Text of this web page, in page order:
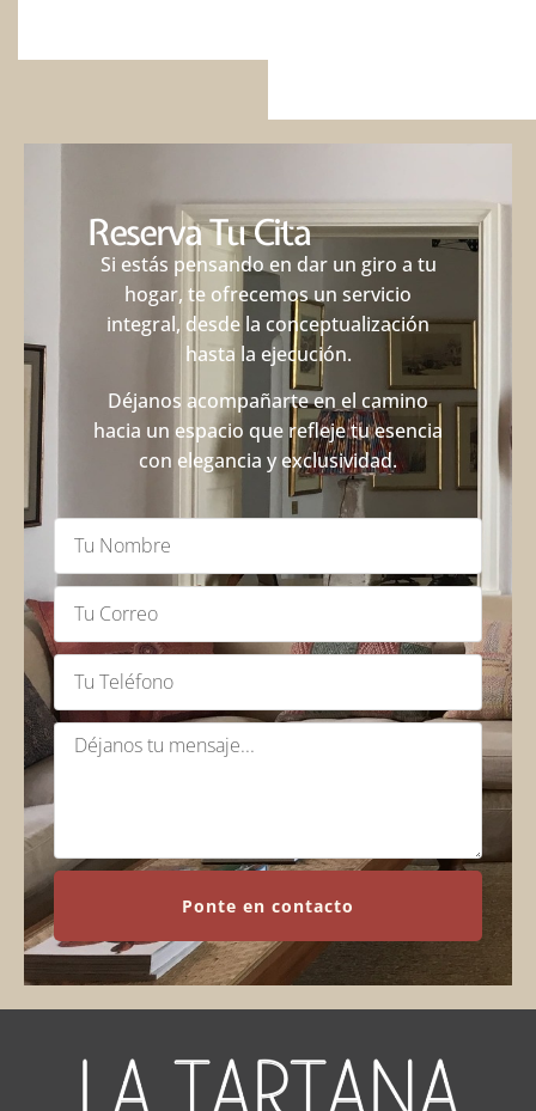
Reserva Tu Cita
Si estás pensando en dar un giro a tu
hogar, te ofrecemos un servicio
integral, desde la conceptualización
hasta la ejecución.
Déjanos acompañarte en el camino
hacia un espacio que refleje tu esencia
con elegancia y exclusividad.
Ponte en contacto